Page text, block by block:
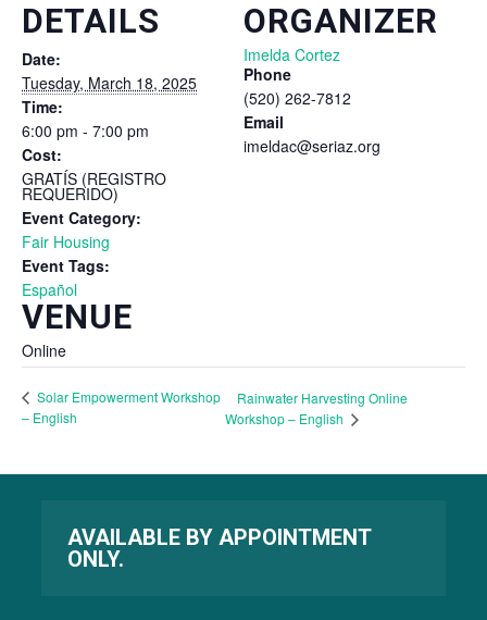
DETAILS
Date:
Tuesday, March 18, 2025
Time:
6:00 pm - 7:00 pm
Cost:
GRATÍS (REGISTRO
REQUERIDO)
Event Category:
Fair Housing
Event Tags:
Español
VENUE
Online
ORGANIZER
Imelda Cortez
Phone
(520) 262-7812
Email
imeldac@seriaz.org
Solar Empowerment Workshop
– English
Rainwater Harvesting Online
Workshop – English
AVAILABLE BY APPOINTMENT
ONLY.